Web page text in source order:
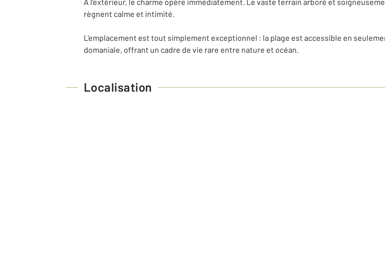
règnent calme et intimité.
L'emplacement est tout simplement exceptionnel : la plage est accessible en
domaniale, offrant un cadre de vie rare entre nature et océan.
Localisation